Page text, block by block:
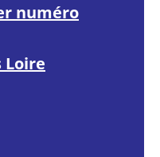
numéro
Loire